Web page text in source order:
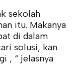
sekolah
itu. Makanya
di dalam
solusi, kan
, “ jelasnya